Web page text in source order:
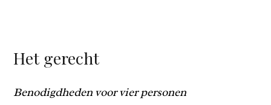
Het gerecht
Benodigdheden voor vier personen